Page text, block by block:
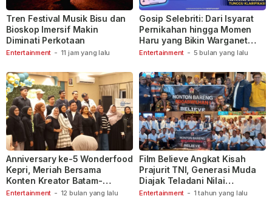
Entertainment - 11 jam yang lalu
Tren Festival Musik Bisu dan
Bioskop Imersif Makin
Diminati Perkotaan
Entertainment - 5 bulan yang lalu
Gosip Selebriti: Dari Isyarat
Pernikahan hingga Momen
Haru yang Bikin Warganet
Berspekulasi
Entertainment - 12 bulan yang lalu
Anniversary ke-5 Wonderfood
Kepri, Meriah Bersama
Konten Kreator Batam-
Tanjungpinang
Entertainment - 1 tahun yang lalu
Film Believe Angkat Kisah
Prajurit TNI, Generasi Muda
Diajak Teladani Nilai
Keberanian